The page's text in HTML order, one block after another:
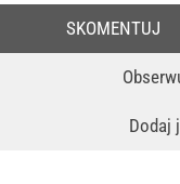
Dodaj
SKOMENTUJ